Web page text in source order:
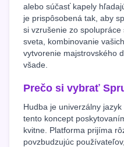
alebo súčasť kapely
je prispôsobená tak, aby
si vzrušenie zo
sveta, kombinovanie
vytvorenie majstrovského
všade.
Prečo si vybrať
Hudba je univerzálny jazyk
tento koncept
kvitne. Platforma prijíma
povzbudzujúc